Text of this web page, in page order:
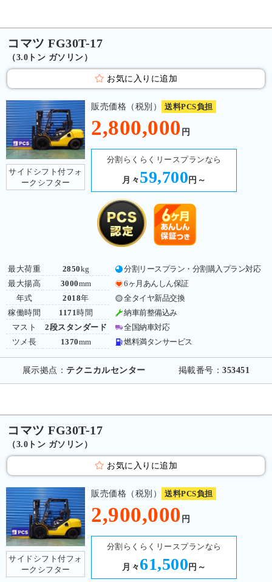
コマツ FG30T-17
（3.0トン ガソリン）
お気に入りに追加
サイドシフト付フォ
ークシフター
販売価格（税別） 送料PCS負担
2,800,000 円
分割らくらくリースプランなら
月々 59,700 円～
最大荷重
最大揚高
年式
稼働時間
マスト
ツメ長
2850kg
3000mm
2018年
1171 時間
2段スタンダード
1370mm
分割リースプラン・分割購入プラン対応
6ヶ月あんしん保証
全タイヤ新品交換
納車前整備込み
全国納車対応
燃料満タンサービス
展示拠点： テクニカルセンター 掲載番号：353451
コマツ FG30T-17
（3.0トン ガソリン）
お気に入りに追加
サイドシフト付フォ
ークシフター
販売価格（税別） 送料PCS負担
2,900,000 円
分割らくらくリースプランなら
月々 61,500 円～